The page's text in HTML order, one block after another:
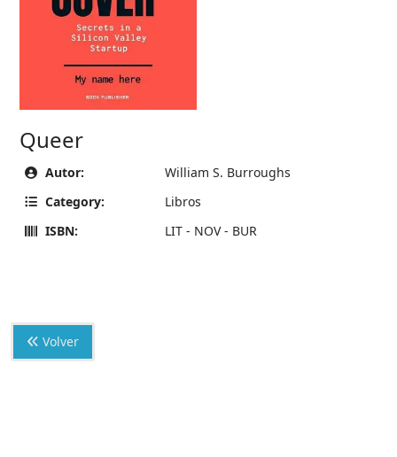
Queer
Autor:
William S. Burroughs
Category:
Libros
ISBN:
LIT - NOV - BUR
Volver